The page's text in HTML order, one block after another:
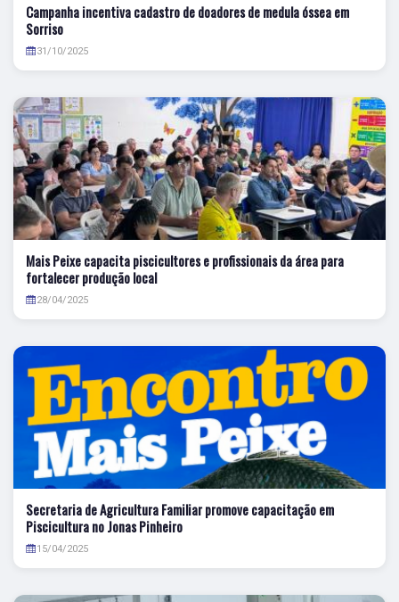
Campanha incentiva cadastro de doadores de medula óssea em
Sorriso
31/10/2025
Mais Peixe capacita piscicultores e profissionais da área para
fortalecer produção local
28/04/2025
Secretaria de Agricultura Familiar promove capacitação em
Piscicultura no Jonas Pinheiro
15/04/2025